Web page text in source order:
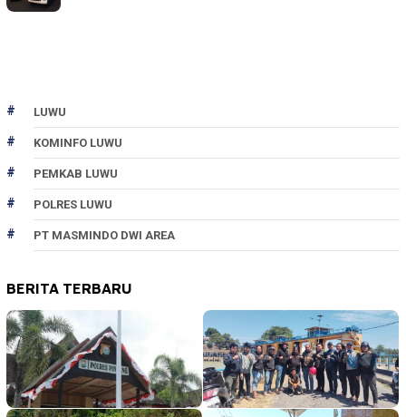
LUWU
KOMINFO LUWU
PEMKAB LUWU
POLRES LUWU
PT MASMINDO DWI AREA
BERITA TERBARU